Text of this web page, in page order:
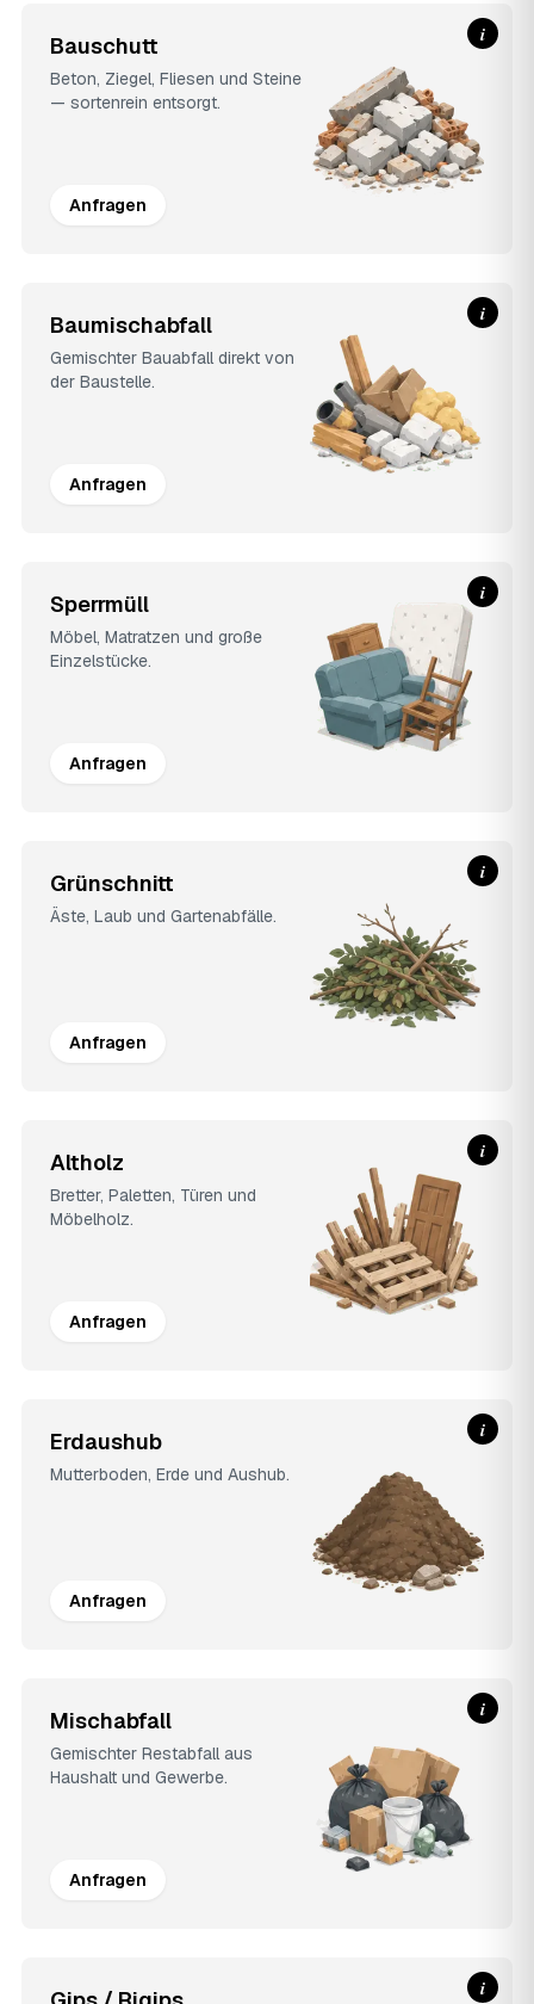
Bauschutt
Beton, Ziegel, Fliesen und Steine
— sortenrein entsorgt.
Anfragen
i
Baumischabfall
Gemischter Bauabfall direkt von
der Baustelle.
Anfragen
i
Sperrmüll
Möbel, Matratzen und große
Einzelstücke.
Anfragen
i
Grünschnitt
Äste, Laub und Gartenabfälle.
Anfragen
i
Altholz
Bretter, Paletten, Türen und
Möbelholz.
Anfragen
i
Erdaushub
Mutterboden, Erde und Aushub.
Anfragen
i
Mischabfall
Gemischter Restabfall aus
Haushalt und Gewerbe.
Anfragen
i
i